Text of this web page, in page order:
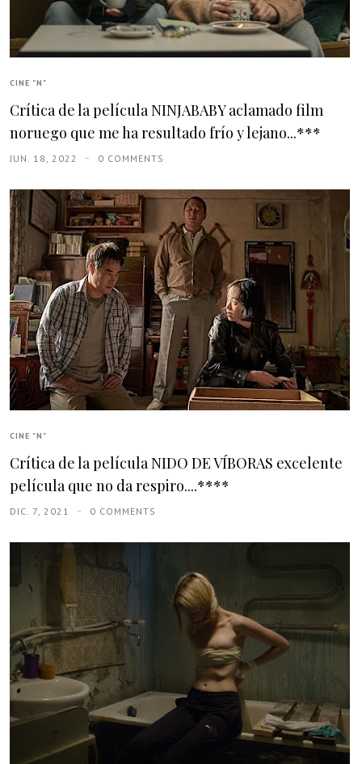
CINE "N"
Crítica de la película NINJABABY aclamado film
noruego que me ha resultado frío y lejano...***
JUN. 18, 2022 0 COMMENTS
CINE "N"
Crítica de la película NIDO DE VÍBORAS excelente
película que no da respiro....****
DIC. 7, 2021 0 COMMENTS